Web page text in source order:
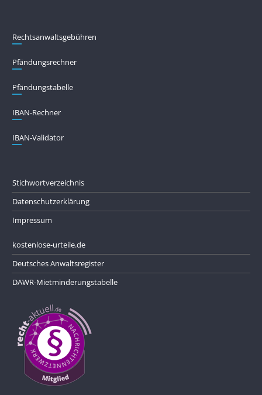
Rechtsanwaltsgebühren
Pfändungs­rechner
Pfändungs­tabelle
IBAN-Rechner
IBAN-Validator
Stichwortverzeichnis
Datenschutzerklärung
Impressum
kostenlose-urteile.de
Deutsches Anwaltsregister
DAWR-Mietminderungstabelle